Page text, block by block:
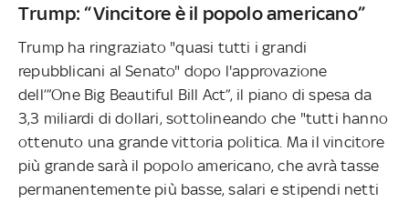
Trump: “Vincitore è il popolo americano”
Trump ha ringraziato "quasi tutti i grandi
repubblicani al Senato" dopo l'approvazione
dell’”One Big Beautiful Bill Act”, il piano di spesa da
3,3 miliardi di dollari, sottolineando che "tutti hanno
ottenuto una grande vittoria politica. Ma il vincitore
più grande sarà il popolo americano, che avrà tasse
permanentemente più basse, salari e stipendi netti